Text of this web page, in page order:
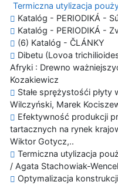
Termiczna utylizacja
Katalóg - PERIODIKÁ -
Katalóg - PERIODIKÁ -
(6) Katalóg - ČLÁNKY
Dibetu (Lovoa
Afryki : Drewno
Kozakiewicz
Stałe sprężystośći płyty
Wilczyński, Marek
Efektywność produkcji
tartacznych na rynek
Wiktor Gotycz,..
Termiczna utylizacja
/ Agata Stachowiak-
Optymalizacja